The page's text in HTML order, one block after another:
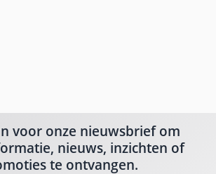
voor onze nieuwsbrief om
nieuws, inzichten of
te ontvangen.